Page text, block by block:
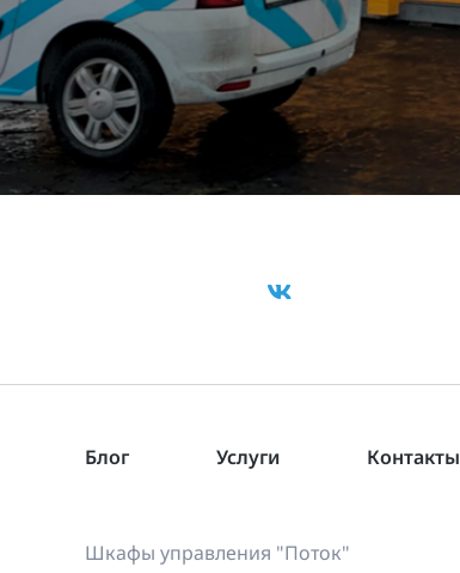
Блог Услуги
Контакты
Шкафы управления "Поток"